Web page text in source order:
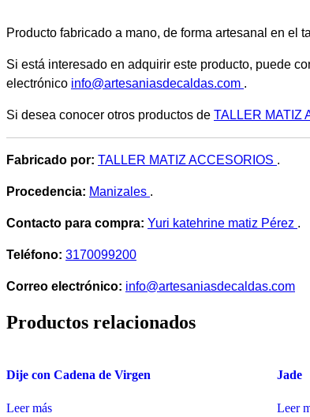
Producto fabricado a mano, de forma artesanal en el
Si está interesado en adquirir este producto, puede
electrónico info@artesaniasdecaldas.com .
Si desea conocer otros productos de TALLER MATIZ
Fabricado por: TALLER MATIZ ACCESORIOS .
Procedencia: Manizales .
Contacto para compra: Yuri katehrine matiz Pérez .
Teléfono: 3170099200
Correo electrónico: info@artesaniasdecaldas.com
Productos relacionados
Dije con Cadena de Virgen
Leer más
Jade
Leer